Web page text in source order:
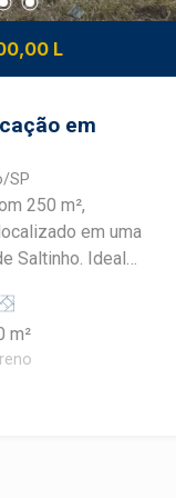
L
em
SP
250 m²,
em uma
Saltinho. Ideal
- Ótima
em crescimento e
- Proprietário
m²